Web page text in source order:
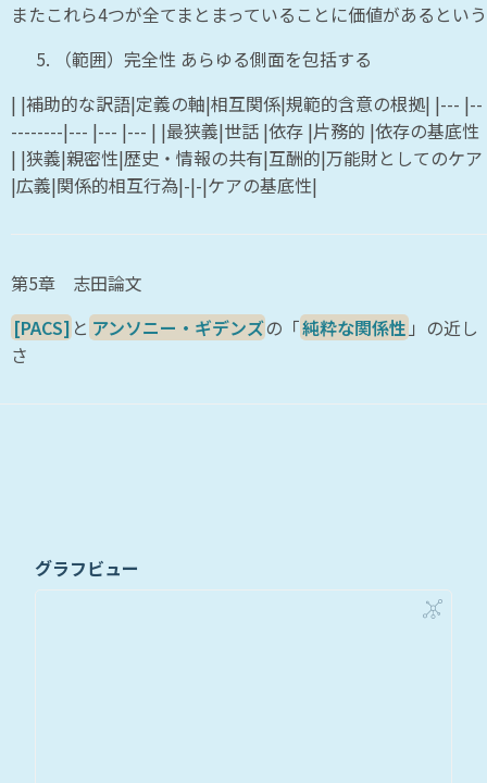
またこれら4つが全てまとまっていることに価値があるという
（範囲）完全性 あらゆる側面を包括する
| |補助的な訳語|定義の軸|相互関係|規範的含意の根拠| |--- |--
--------|--- |--- |--- | |最狭義|世話 |依存 |片務的 |依存の基底性
| |狭義|親密性|歴史・情報の共有|互酬的|万能財としてのケア
|広義|関係的相互行為|-|-|ケアの基底性|
第5章 志田論文
[PACS] と アンソニー・ギデンズの「純粋な関係性 」の近し
さ
グラフビュー